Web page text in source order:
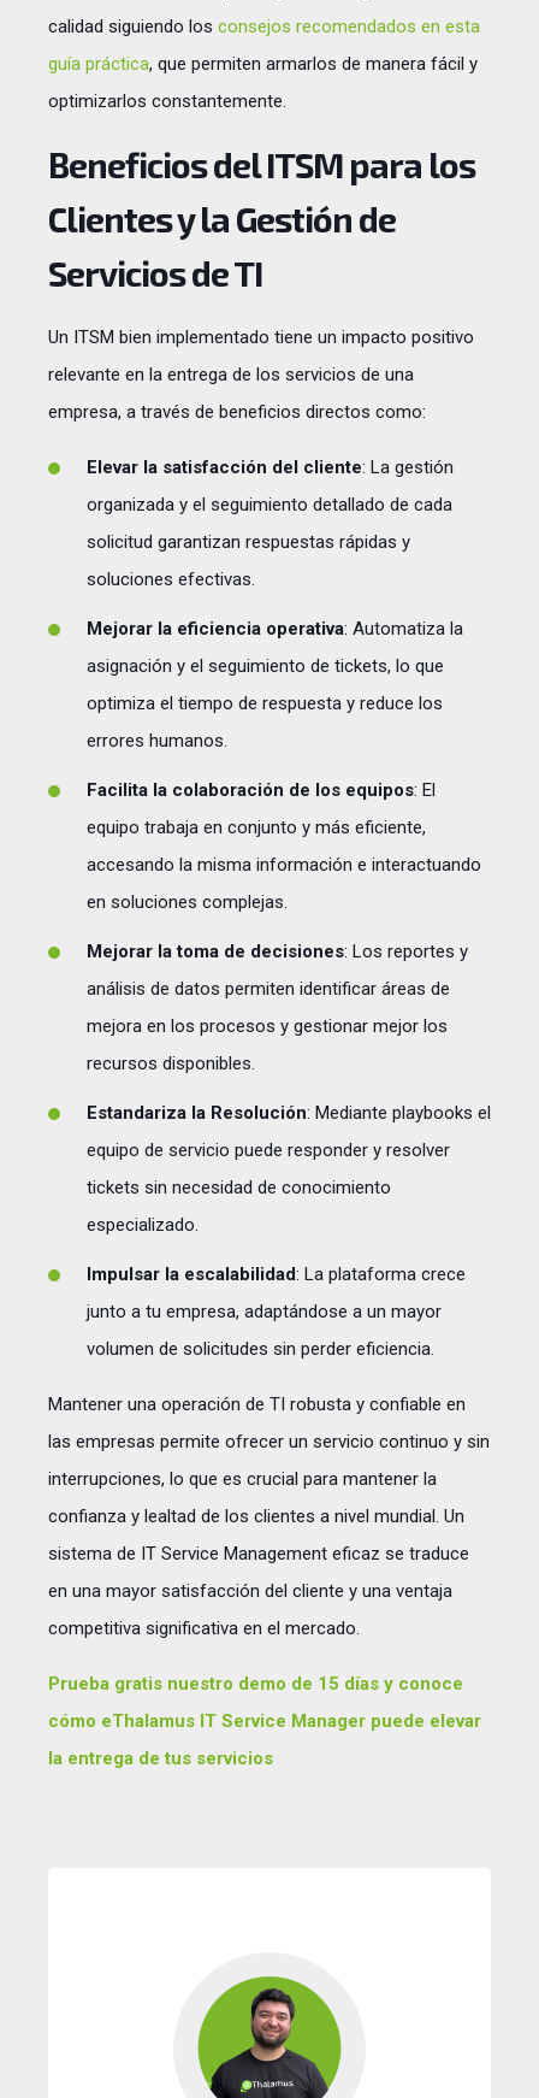
calidad siguiendo los consejos recomendados en esta
guía práctica, que permiten armarlos de manera fácil y
optimizarlos constantemente.
Beneficios del ITSM para los
Clientes y la Gestión de
Servicios de TI
Un ITSM bien implementado tiene un impacto positivo
relevante en la entrega de los servicios de una
empresa, a través de beneficios directos como:
Elevar la satisfacción del cliente: La gestión
organizada y el seguimiento detallado de cada
solicitud garantizan respuestas rápidas y
soluciones efectivas.
Mejorar la eficiencia operativa: Automatiza la
asignación y el seguimiento de tickets, lo que
optimiza el tiempo de respuesta y reduce los
errores humanos.
Facilita la colaboración de los equipos: El
equipo trabaja en conjunto y más eficiente,
accesando la misma información e interactuando
en soluciones complejas.
Mejorar la toma de decisiones: Los reportes y
análisis de datos permiten identificar áreas de
mejora en los procesos y gestionar mejor los
recursos disponibles.
Estandariza la Resolución: Mediante playbooks el
equipo de servicio puede responder y resolver
tickets sin necesidad de conocimiento
especializado.
Impulsar la escalabilidad: La plataforma crece
junto a tu empresa, adaptándose a un mayor
volumen de solicitudes sin perder eficiencia.
Mantener una operación de TI robusta y confiable en
las empresas permite ofrecer un servicio continuo y sin
interrupciones, lo que es crucial para mantener la
confianza y lealtad de los clientes a nivel mundial. Un
sistema de IT Service Management eficaz se traduce
en una mayor satisfacción del cliente y una ventaja
competitiva significativa en el mercado.
Prueba gratis nuestro demo de 15 días y conoce
cómo eThalamus IT Service Manager puede elevar
la entrega de tus servicios